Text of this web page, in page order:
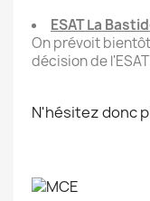
ESAT La
On prévoit
décision de l'ESAT
N'hésitez donc